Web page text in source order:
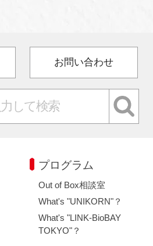
お問い合わせ
プログラム
Out of Box相談室
What's "UNIKORN"？
What's "LINK-BioBAY
TOKYO"？